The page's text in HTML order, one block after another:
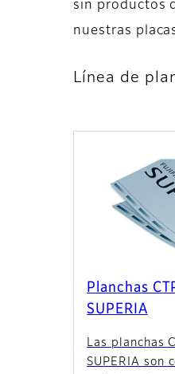
sin productos
nuestras
Línea de
Planchas
SUPERIA
Las planchas
SUPERIA son